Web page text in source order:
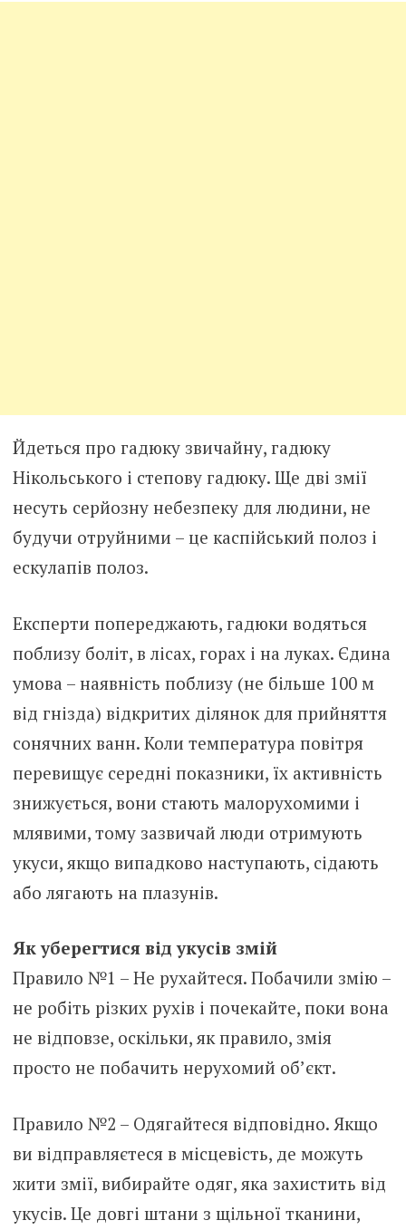
Йдеться про гадюку звичайну, гадюку
Нікольського і степову гадюку. Ще дві змії
несуть серйозну небезпеку для людини, не
будучи отруйними – це каспійський полоз і
ескулапів полоз.
Експерти попереджають, гадюки водяться
поблизу боліт, в лісах, горах і на луках. Єдина
умова – наявність поблизу (не більше 100 м
від гнізда) відкритих ділянок для прийняття
сонячних ванн. Коли температура повітря
перевищує середні показники, їх активність
знижується, вони стають малорухомими і
млявими, тому зазвичай люди отримують
укуси, якщо випадково наступають, сідають
або лягають на плазунів.
Як уберегтися від укусів змій
Правило №1 – Не рухайтеся. Побачили змію –
не робіть різких рухів і почекайте, поки вона
не відповзе, оскільки, як правило, змія
просто не побачить нерухомий об’єкт.
Правило №2 – Одягайтеся відповідно. Якщо
ви відправляєтеся в місцевість, де можуть
жити змії, вибирайте одяг, яка захистить від
укусів. Це довгі штани з щільної тканини,